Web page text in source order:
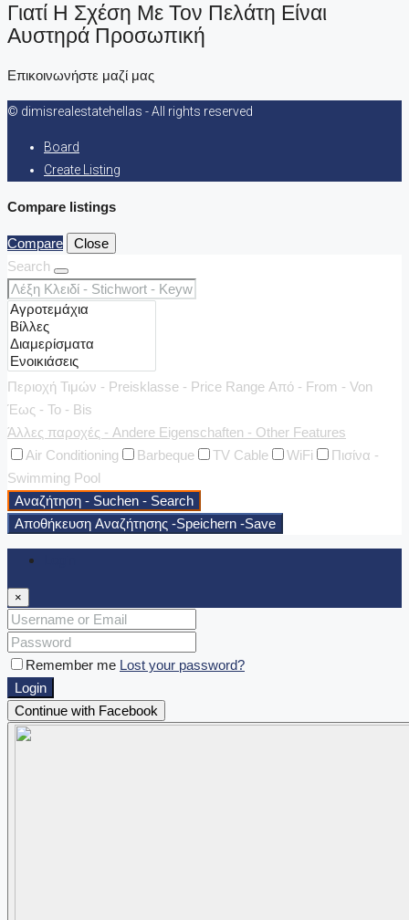
Γιατί Η Σχέση Με Τον Πελάτη Είναι
Αυστηρά Προσωπική
Επικοινωνήστε μαζί μας
© dimisrealestatehellas - All rights reserved
Board
Create Listing
Compare listings
Compare
Close
Search
Περιοχή Τιμών - Preisklasse - Price Range Από - From - Von
Έως - To - Bis
Άλλες παροχές - Andere Eigenschaften - Other Features
Air Conditioning
Barbeque TV Cable WiFi
Πισίνα -
Swimming Pool
Αναζήτηση - Suchen - Search
Αποθήκευση Αναζήτησης -Speichern -Save
×
Remember me Lost your password?
Login
Continue with Facebook